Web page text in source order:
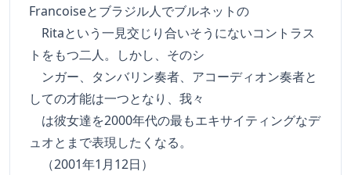
Francoiseとブラジル人でブルネットの
Ritaという一見交じり合いそうにないコントラス
トをもつ二人。しかし、そのシ
ンガー、タンバリン奏者、アコーディオン奏者と
しての才能は一つとなり、我々
は彼女達を2000年代の最もエキサイティングなデ
ュオとまで表現したくなる。
（2001年1月12日）